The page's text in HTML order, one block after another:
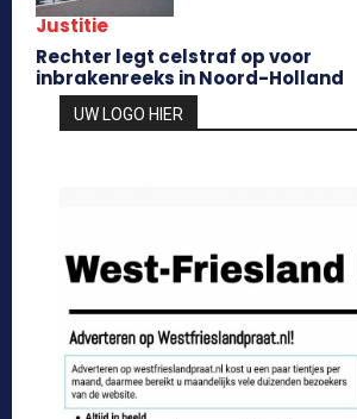
Justitie
Rechter legt celstraf op voor
inbrakenreeks in Noord-Holland
UW LOGO HIER